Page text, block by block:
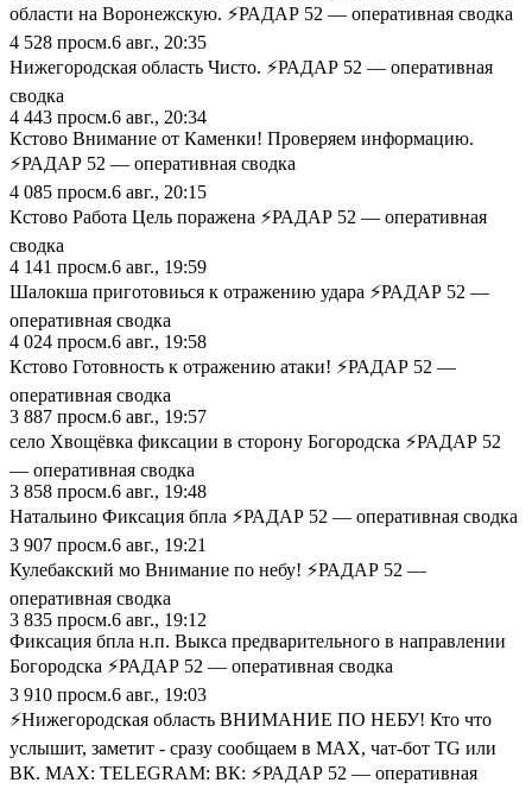
области на Воронежскую. ⚡️РАДАР 52 — оперативная сводка
4 528 просм.6 авг., 20:35
Нижегородская область Чисто. ⚡️РАДАР 52 — оперативная
сводка
4 443 просм.6 авг., 20:34
Кстово Внимание от Каменки! Проверяем информацию.
⚡️РАДАР 52 — оперативная сводка
4 085 просм.6 авг., 20:15
Кстово Работа Цель поражена ⚡️РАДАР 52 — оперативная
сводка
4 141 просм.6 авг., 19:59
Шалокша приготовиься к отражению удара ⚡️РАДАР 52 —
оперативная сводка
4 024 просм.6 авг., 19:58
Кстово Готовность к отражению атаки! ⚡️РАДАР 52 —
оперативная сводка
3 887 просм.6 авг., 19:57
село Хвощёвка фиксации в сторону Богородска ⚡️РАДАР 52
— оперативная сводка
3 858 просм.6 авг., 19:48
Натальино Фиксация бпла ⚡️РАДАР 52 — оперативная сводка
3 907 просм.6 авг., 19:21
Кулебакский мо Внимание по небу! ⚡️РАДАР 52 —
оперативная сводка
3 835 просм.6 авг., 19:12
Фиксация бпла н.п. Выкса предварительного в направлении
Богородска ⚡️РАДАР 52 — оперативная сводка
3 910 просм.6 авг., 19:03
⚡️Нижегородская область ВНИМАНИЕ ПО НЕБУ! Кто что
услышит, заметит - сразу сообщаем в MAX, чат-бот TG или
ВК. MAX: TELEGRAM: ВК: ⚡️РАДАР 52 — оперативная